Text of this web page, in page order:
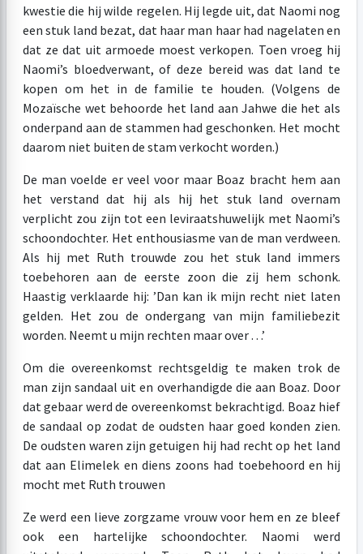
kwestie die hij wilde regelen. Hij legde uit, dat Naomi nog
een stuk land bezat, dat haar man haar had nagelaten en
dat ze dat uit armoede moest verkopen. Toen vroeg hij
Naomi’s bloedverwant, of deze bereid was dat land te
kopen om het in de familie te houden. (Volgens de
Mozaïsche wet behoorde het land aan Jahwe die het als
onderpand aan de stammen had geschonken. Het mocht
daarom niet buiten de stam verkocht worden.)
De man voelde er veel voor maar Boaz bracht hem aan
het verstand dat hij als hij het stuk land overnam
verplicht zou zijn tot een leviraatshuwelijk met Naomi’s
schoondochter. Het enthousiasme van de man verdween.
Als hij met Ruth trouwde zou het stuk land immers
toebehoren aan de eerste zoon die zij hem schonk.
Haastig verklaarde hij: ’Dan kan ik mijn recht niet laten
gelden. Het zou de ondergang van mijn familiebezit
worden. Neemt u mijn rechten maar over . . .’
Om die overeenkomst rechtsgeldig te maken trok de
man zijn sandaal uit en overhandigde die aan Boaz. Door
dat gebaar werd de overeenkomst bekrachtigd. Boaz hief
de sandaal op zodat de oudsten haar goed konden zien.
De oudsten waren zijn getuigen hij had recht op het land
dat aan Elimelek en diens zoons had toebehoord en hij
mocht met Ruth trouwen
Ze werd een lieve zorgzame vrouw voor hem en ze bleef
ook een hartelijke schoondochter. Naomi werd